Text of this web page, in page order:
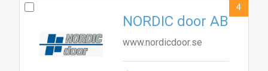
NORDIC door AB
www.nordicdoor.se
4